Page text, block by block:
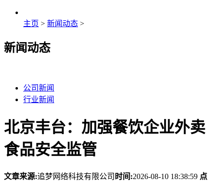
主页 > 新闻动态 >
新闻动态
公司新闻
行业新闻
北京丰台：加强餐饮企业外卖
食品安全监管
文章来源:追梦网络科技有限公司 时间:2026-08-10 18:38:59 点